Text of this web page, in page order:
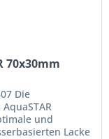
70x30mm
Die
und
Lacke